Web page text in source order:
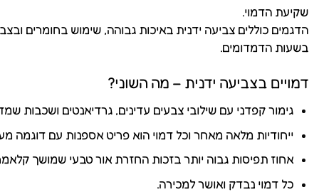
שקיעת הדמוי.
בשעות הדמדומים.
דמויים בצביעה ידנית – מה השוני?
גימור קפדני עם שילובי צבעים עדינים, גרדיאנטים ושכבות
ייחודיות מלאה מאחר וכל דמוי הוא פריט אספנות עם דוגמה
אחוז תפיסות גבוה יותר בזכות החזרת אור טבעי שמושך
כל דמוי נבדק ואושר למכירה.